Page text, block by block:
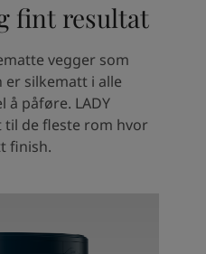
fint resultat
vegger som
silkematt i alle
å påføre. LADY
til de fleste rom hvor
finish.